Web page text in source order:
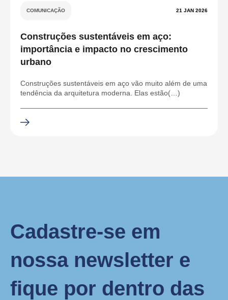
COMUNICAÇÃO 21 JAN 2026
Construções sustentáveis em aço:
importância e impacto no crescimento
urbano
Construções sustentáveis em aço vão muito além de uma
tendência da arquitetura moderna. Elas estão(…)
Cadastre-se em
nossa newsletter e
fique por dentro das